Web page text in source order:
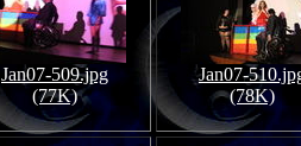
Jan07-509.jpg
(77K)
Jan07-
(78K)